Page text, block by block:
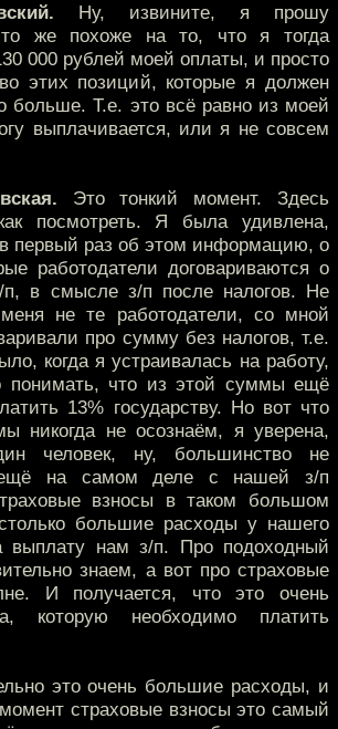
Ну, извините, я прошу
же похоже на то, что я тогда
000 рублей моей оплаты, и просто
этих позиций, которые я должен
больше. Т.е. это всё равно из моей
выплачивается, или я не совсем
Это тонкий момент. Здесь
посмотреть. Я была удивлена,
первый раз об этом информацию, о
работодатели договариваются о
п, в смысле з/п после налогов. Не
не те работодатели, со мной
про сумму без налогов, т.е.
когда я устраивалась на работу,
понимать, что из этой суммы ещё
13% государству. Но вот что
никогда не осознаём, я уверена,
человек, ну, большинство не
ещё на самом деле с нашей з/п
взносы в таком большом
большие расходы у нашего
выплату нам з/п. Про подоходный
знаем, а вот про страховые
И получается, что это очень
которую необходимо платить
это очень большие расходы, и
страховые взносы это самый